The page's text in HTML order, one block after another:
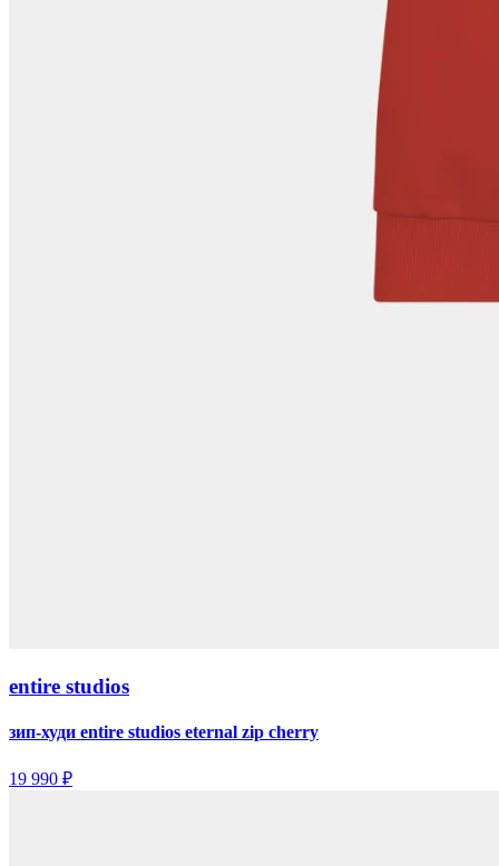
entire studios
зип-худи entire studios eternal zip cherry
19 990 ₽